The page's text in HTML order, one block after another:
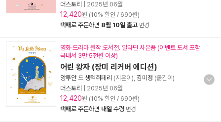
더스토리
2025년 06월
12,420원 (10% 할인 / 690원)
택배로 주문하면 8월 10일 출고 변경
영화·드라마 원작 도서전. 알라딘 사은품 (이벤트 도서 포함
국내서 3만 5천원 이상)
어린 왕자 (장미 리커버 에디션)
앙투안 드 생텍쥐페리 (지은이), 김미정 (옮긴이)
더스토리
2025년 06월
12,420원 (10% 할인 / 690원)
택배로 주문하면 내일 수령 변경